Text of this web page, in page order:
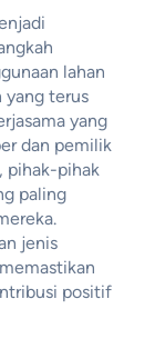
lahan
yang terus
yang
dan pemilik
pihak-pihak
paling
jenis
positif